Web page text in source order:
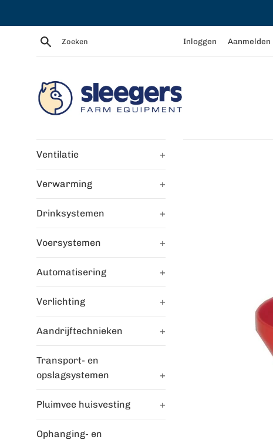
Zoeken Inloggen Aanmelden
Ventilatie +
Verwarming +
Drinksystemen +
Voersystemen +
Automatisering +
Verlichting +
Aandrijftechnieken +
Transport- en
opslagsystemen
+
Pluimvee huisvesting +
Ophanging- en